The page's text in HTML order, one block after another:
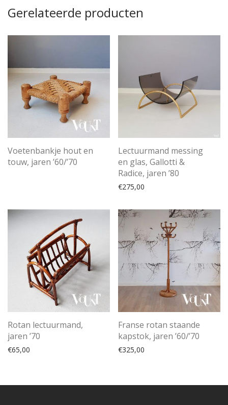
Gerelateerde producten
Voetenbankje hout en
touw, jaren ’60/’70
Lectuurmand messing
en glas, Gallotti &
Radice, jaren ’80
€275,00
Rotan lectuurmand,
jaren ’70
€65,00
Franse rotan staande
kapstok, jaren ’60/’70
€325,00